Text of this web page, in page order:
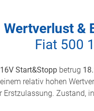
Wertverlust &
Fiat 500
Start&Stopp betrug
relativ hohen
Erstzulassung. Zustand,